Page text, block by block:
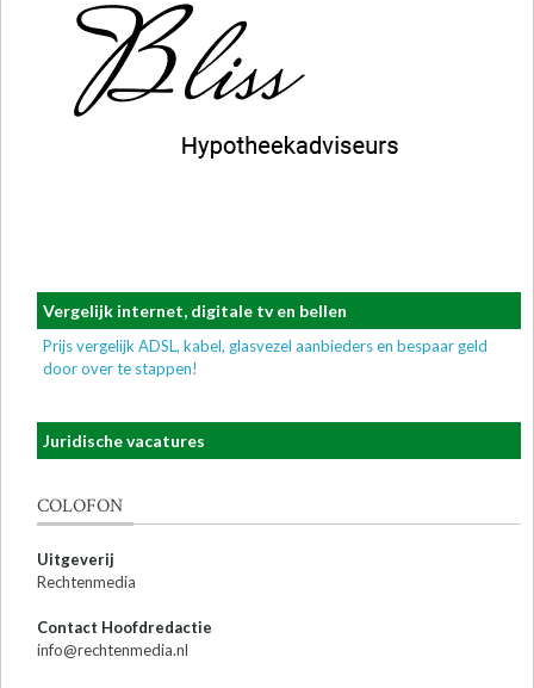
Vergelijk internet, digitale tv en bellen
Prijs vergelijk ADSL, kabel, glasvezel aanbieders en bespaar geld
door over te stappen!
Juridische vacatures
COLOFON
Uitgeverij
Rechtenmedia
Contact Hoofdredactie
info@rechtenmedia.nl